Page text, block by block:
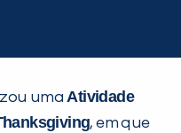
umaAtividade
, em que
DE MÉTODO